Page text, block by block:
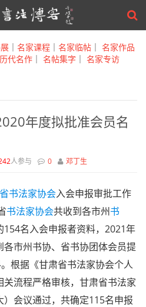
｜ 名家课程 ｜ 名家临帖 ｜ 名家作品
历代名作 ｜ 名帖集字 ｜ 名家专访
年度拟批准会员名
人参与 0 邓丁生
书法家协会入会申报审批工作
书法家协会共收到各市州书
154名入会申报者资料，2021年
各市州书协、省书协团体会员提
根据《甘肃省书法家协会个人
流程严格审核，甘肃省书法家
）会议通过，共确定115名申报